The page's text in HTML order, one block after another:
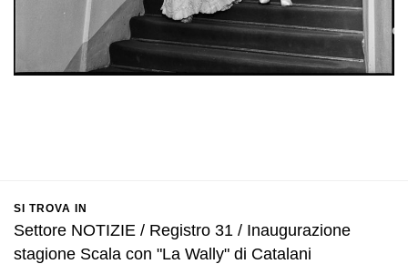
SI TROVA IN
Settore NOTIZIE / Registro 31 / Inaugurazione
stagione Scala con "La Wally" di Catalani